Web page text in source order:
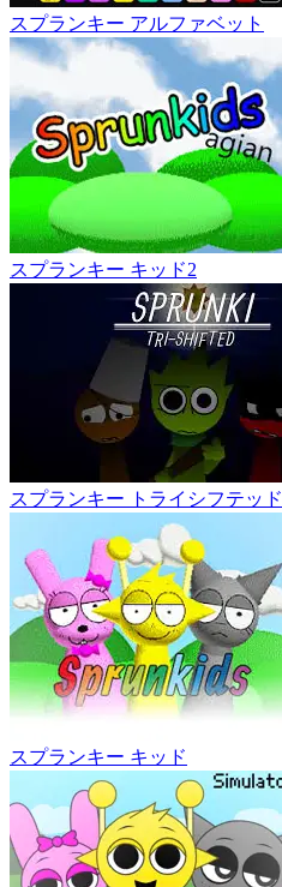
スプランキー アルファベット
スプランキー キッド2
スプランキー トライシフテッド
スプランキー キッド